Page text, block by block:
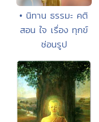
• นิทาน ธรรมะ คติ
สอน ใจ เรื่อง ทุกข์
ซ่อนรูป